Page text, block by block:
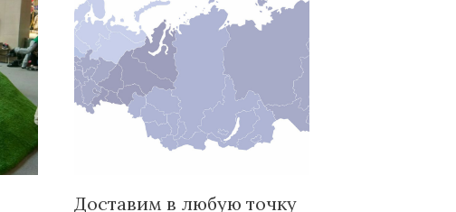
Доставим в любую точку